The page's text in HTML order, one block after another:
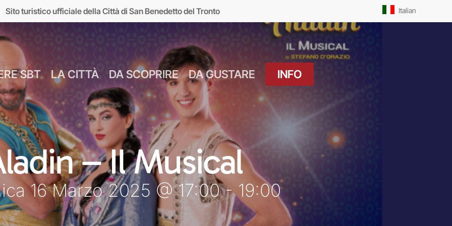
Sito turistico ufficiale della Città di San Benedetto del Tronto Italian
Luglio
Culture
Food & Drink
Market
SBT LA CITTÀ DA SCOPRIRE
MUSEI
d’Arte sul Mare
MARE
Lungomare
Giardini sul mare
OUTDOOR
Il Molo
Pista Ciclabile
DA GUSTARE INFO
Numeri Utili
Farmacie
Parcheggi
Bus Navetta Gratuito
Come Spostarsi
Come Arrivare
Orari Messe: Feriale
Orari Messe:
Prefestivo
Orari Messe: Festivo
– Il Musical
16 Marzo 2025 @ 17:00 - 19:00